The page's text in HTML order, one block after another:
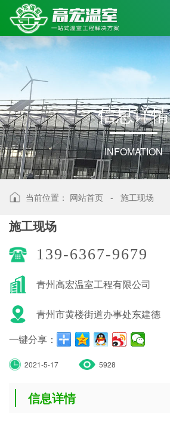
信息详情
INFOMATION
当前位置： 网站首页 - 施工现场
施工现场
139-6367-9679
青州高宏温室工程有限公司
青州市黄楼街道办事处东建德
一键分享：
2021-5-17 5928
信息详情